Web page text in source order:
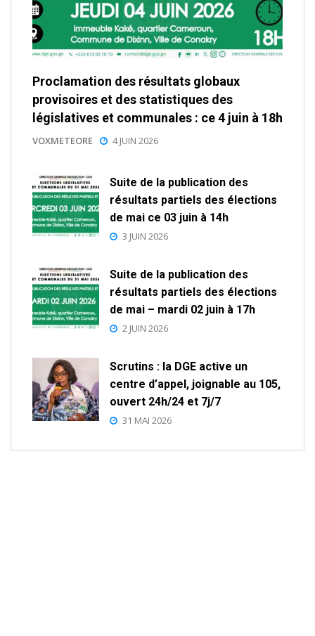
Proclamation des résultats globaux
provisoires et des statistiques des
législatives et communales : ce 4 juin à 18h
VOXMETEORE 4 JUIN 2026
Suite de la publication des
résultats partiels des élections
de mai ce 03 juin à 14h
3 JUIN 2026
Suite de la publication des
résultats partiels des élections
de mai – mardi 02 juin à 17h
2 JUIN 2026
Scrutins : la DGE active un
centre d’appel, joignable au 105,
ouvert 24h/24 et 7j/7
31 MAI 2026